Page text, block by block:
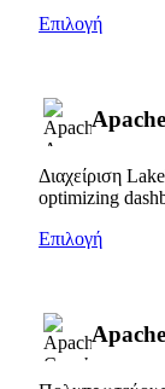
Επιλογή
Διαχείριση
optimizing
Επιλογή